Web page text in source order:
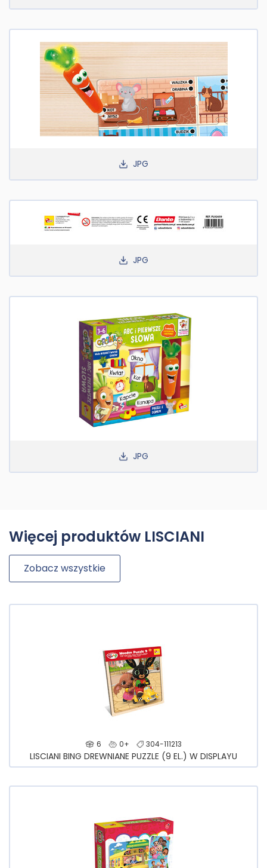
JPG
JPG
JPG
Więcej produktów LISCIANI
Zobacz wszystkie
6 0+ 304-111213
LISCIANI BING DREWNIANE PUZZLE (9 EL.) W DISPLAYU